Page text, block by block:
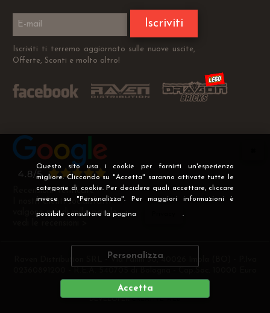
Questo sito usa i cookie per fornirti un'esperienza
migliore. Cliccando su "Accetta" saranno attivate tutte le
categorie di cookie. Per decidere quali accettare, cliccare
invece su "Personalizza". Per maggiori informazioni è
possibile consultare la pagina .
Personalizza
Accetta
Iscriviti
Iscriviti ti terremo aggiornato sulle nuove uscite,
Offerte, Sconti e molto altro!
Recensioni Verificate
I nostri clienti soddisfatti
valgono più di mille parole
Raven Distribution SRL - Via Fanin 30, 40026 Imola (BO) - P.Iva
i.v
DEVELOPERCREATIVE WEB